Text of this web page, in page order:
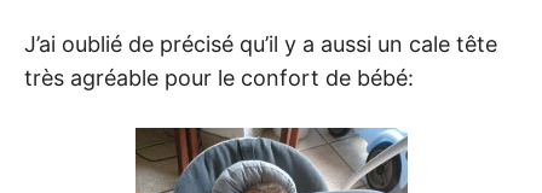
J’ai oublié de précisé qu’il y a aussi un cale tête
très agréable pour le confort de bébé: